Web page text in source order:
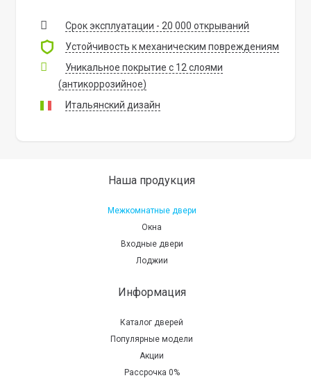
Срок эксплуатации - 20 000 открываний
Устойчивость к механическим повреждениям
Уникальное покрытие с 12 слоями
(антикоррозийное)
Итальянский дизайн
Наша продукция
Межкомнатные двери
Окна
Входные двери
Лоджии
Информация
Каталог дверей
Популярные модели
Акции
Рассрочка 0%